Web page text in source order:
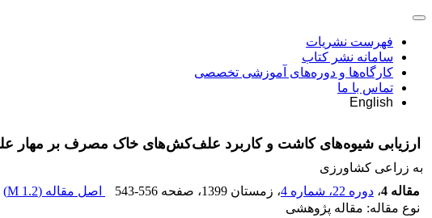
فهرست نشریات
سامانه نشر کتاب
کارگاه‌ها و دوره‌های آموزشی تخصصی
تماس با ما
English
ارزیابی شیوه‌های کاشت و کاربرد علف‌کش‌های خاک مصرف بر مهار
به زراعی کشاورزی
مقاله 4
، دوره 22، شماره 4 ، زمستان 1399 ، صفحه 543-556 اصل مقاله (1.2 M
)
نوع مقاله: مقاله پژوهشی